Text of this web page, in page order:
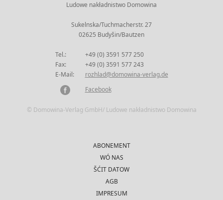
Ludowe nakładnistwo Domowina
Sukelnska/Tuchmacherstr. 27
02625 Budyšin/Bautzen
Tel.:
+49 (0) 3591 577 250
Fax:
+49 (0) 3591 577 243
E-Mail:
rozhlad@domowina-verlag.de
Facebook
© Domowina-Verlag GmbH/ Ludowe nakładnistwo Domowina
ABONEMENT
WÓ NAS
ŠĆIT DATOW
AGB
IMPRESUM